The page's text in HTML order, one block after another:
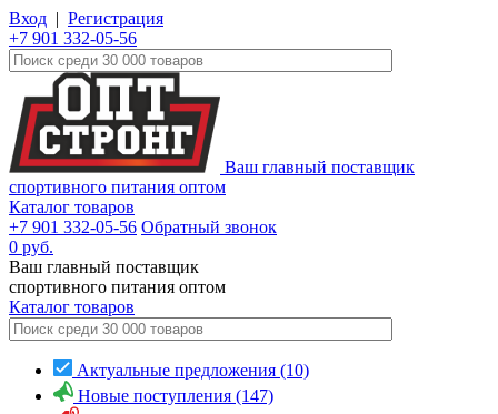
Вход | Регистрация
+7 901 332-05-56
Ваш главный поставщик
спортивного питания оптом
Каталог товаров
+7 901 332-05-56 Обратный звонок
0 руб.
Ваш главный поставщик
спортивного питания оптом
Каталог товаров
Актуальные предложения (10)
Новые поступления (147)